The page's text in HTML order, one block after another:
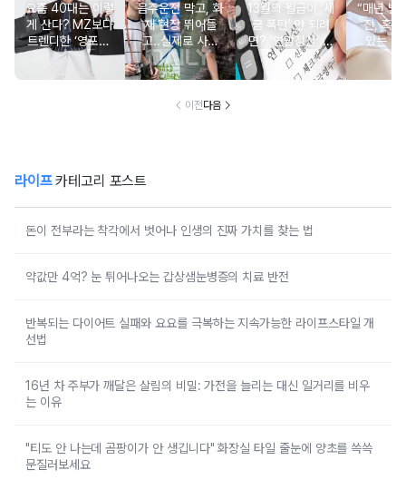
요즘 40대는 이렇
게 산다? MZ보다
트렌디한 ‘영포티’
분석
음주운전 막고, 화
재 현장 뛰어들
고..실제로 사람
구한 연예인 10
13월의 월급이 '세
금 폭탄' 안 되려
면? '연말정산' 핵
심 꿀팁 A to Z
“매년 받
진, 혹시
있는 건
요?”
이전다음
라이프카테고리 포스트
돈이 전부라는 착각에서 벗어나 인생의 진짜 가치를 찾는 법
약값만 4억? 눈 튀어나오는 갑상샘눈병증의 치료 반전
반복되는 다이어트 실패와 요요를 극복하는 지속가능한 라이프스타일 개
선법
16년 차 주부가 깨달은 살림의 비밀: 가전을 늘리는 대신 일거리를 비우
는 이유
"티도 안 나는데 곰팡이가 안 생깁니다" 화장실 타일 줄눈에 양초를 쓱쓱
문질러보세요